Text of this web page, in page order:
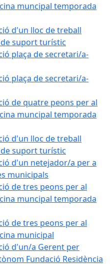
muncipal temporada
d'un lloc de treball
suport turístic
plaça de secretari/a-
plaça de secretari/a-
de quatre peons per al
muncipal temporada
d'un lloc de treball
suport turístic
d'un netejador/a per a
municipals
de tres peons per al
muncipal temporada
de tres peons per al
municipal
d'un/a Gerent per
Fundació Residència